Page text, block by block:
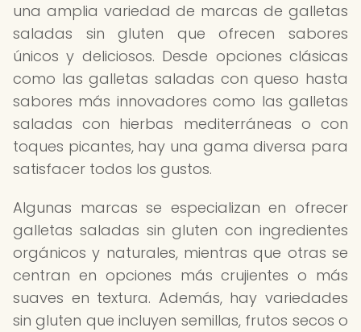
una amplia variedad de marcas de galletas
saladas sin gluten que ofrecen sabores
únicos y deliciosos. Desde opciones clásicas
como las galletas saladas con queso hasta
sabores más innovadores como las galletas
saladas con hierbas mediterráneas o con
toques picantes, hay una gama diversa para
satisfacer todos los gustos.
Algunas marcas se especializan en ofrecer
galletas saladas sin gluten con ingredientes
orgánicos y naturales, mientras que otras se
centran en opciones más crujientes o más
suaves en textura. Además, hay variedades
sin gluten que incluyen semillas, frutos secos o